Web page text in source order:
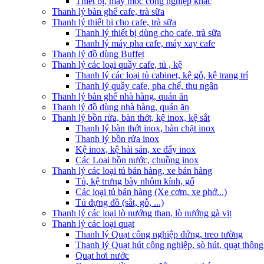
Thanh lý bàn ghế cafe, trà sữa
Thanh lý thiết bị cho cafe, trà sữa
Thanh lý thiết bị dùng cho cafe, trà sữa
Thanh lý máy pha cafe, máy xay cafe
Thanh lý đồ dùng Buffet
Thanh lý các loại quầy cafe, tủ , kệ
Thanh lý các loại tủ cabinet, kệ gỗ, kệ trang trí
Thanh lý quầy cafe, pha chế, thu ngân
Thanh lý bàn ghế nhà hàng, quán ăn
Thanh lý đồ dùng nhà hàng, quán ăn
Thanh lý bồn rửa, bàn thớt, kệ inox, kệ sắt
Thanh lý bàn thớt inox, bàn chặt inox
Thanh lý bồn rửa inox
Kệ inox, kệ hải sản, xe đẩy inox
Các Loại bồn nước, chuồng inox
Thanh lý các loại tủ bán hàng, xe bán hàng
Tủ, kệ trưng bày nhôm kính, gổ
Các loại tủ bán hàng (Xe cơm, xe phở...)
Tủ đựng đồ (sắt, gỗ, ...)
Thanh lý các loại lò nướng than, lò nướng gà vịt
Thanh lý các loại quạt
Thanh lý Quạt công nghiệp đứng, treo tường
Thanh lý Quạt hút công nghiệp, sò hút, quạt
Quạt hơi nước